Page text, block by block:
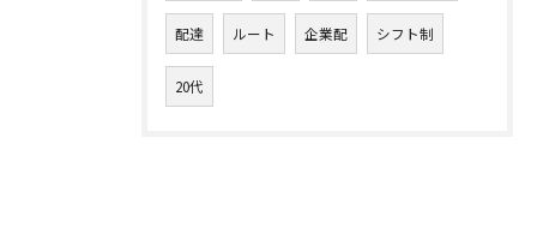
配達 ルート 企業配 シフト制
20代